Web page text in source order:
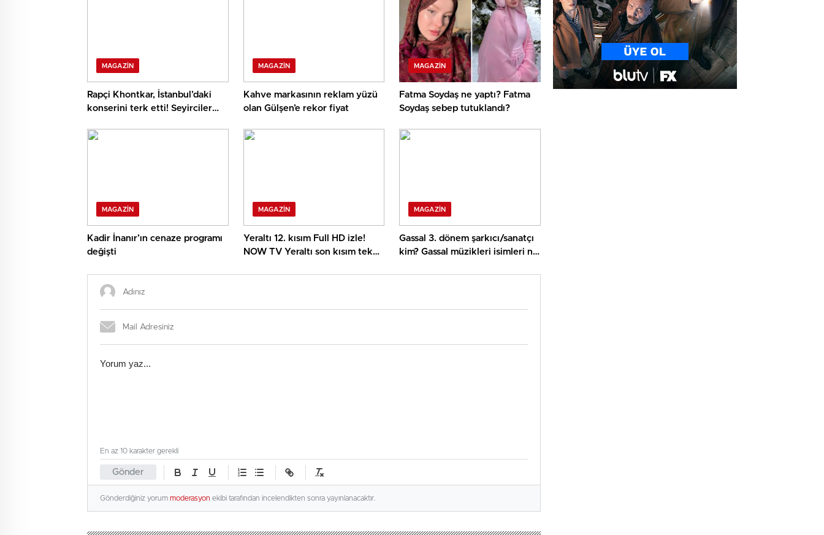
MAGAZIN
Rapçi Khontkar, İstanbul’daki
konserini terk etti! Seyirciler
MAGAZIN
Kahve markasının reklam yüzü
olan Gülşen’e rekor fiyat
MAGAZIN
Fatma Soydaş ne yaptı? Fatma
Soydaş sebep tutuklandı?
MAGAZIN
Kadir İnanır’ın cenaze programı
değişti
MAGAZIN
Yeraltı 12. kısım Full HD izle!
NOW TV Yeraltı son kısım tek
MAGAZIN
Gassal 3. dönem şarkıcı/sanatçı
kim? Gassal müzikleri isimleri ne,
Gönder
En az 10 karakter gerekli
Gönderdiğiniz yorum moderasyon ekibi tarafından incelendikten sonra yayınlanacaktır.